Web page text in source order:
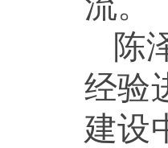
陈
经验
建设